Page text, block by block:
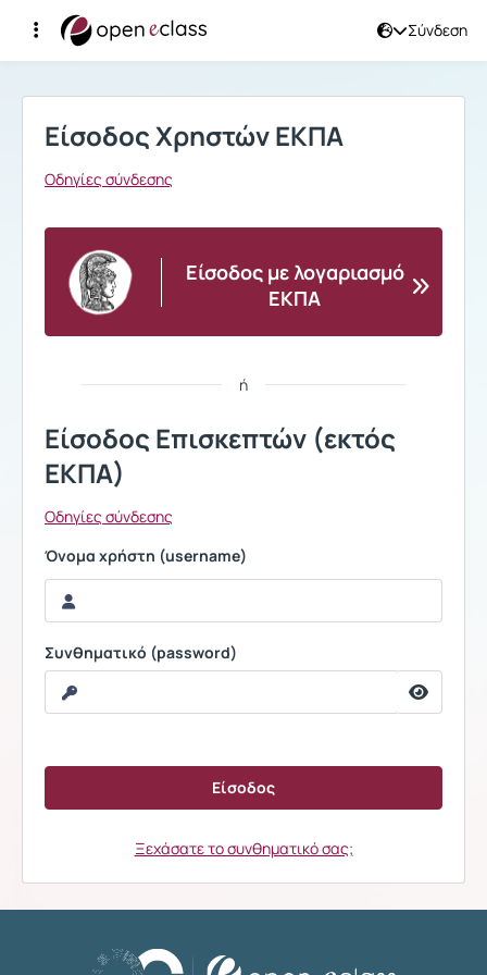
Σύνδεση
Σύνδεση
Είσοδος Χρηστών ΕΚΠΑ
Οδηγίες σύνδεσης
Είσοδος με λογαριασμό
ΕΚΠΑ
ή
Είσοδος Επισκεπτών (εκτός
ΕΚΠΑ)
Οδηγίες σύνδεσης
Όνομα χρήστη (username)
Συνθηματικό (password)
Ξεχάσατε το συνθηματικό σας;